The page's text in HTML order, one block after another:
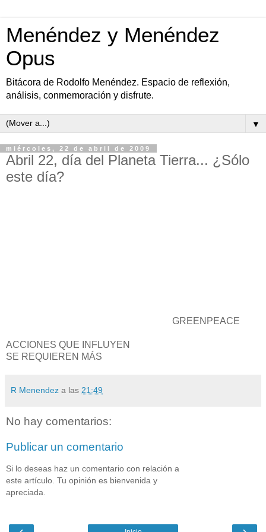
Menéndez y Menéndez
Opus
Bitácora de Rodolfo Menéndez. Espacio de reflexión,
análisis, conmemoración y disfrute.
▼
miércoles, 22 de abril de 2009
Abril 22, día del Planeta Tierra... ¿Sólo
este día?
GREENPEACE
ACCIONES QUE INFLUYEN
SE REQUIEREN MÁS
R Menendez a las 21:49
No hay comentarios:
Publicar un comentario
Si lo deseas haz un comentario con relación a
este artículo. Tu opinión es bienvenida y
apreciada.